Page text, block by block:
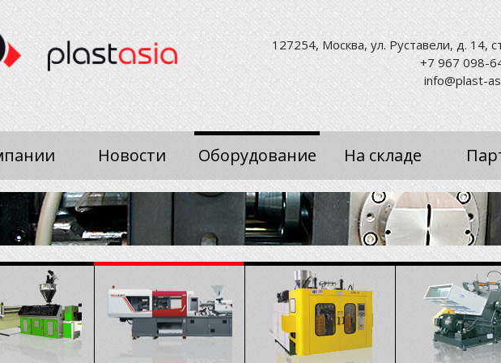
127254, Москва, ул. Руставели, д. 14,
+7 967 098-
info@plast-
Новости Оборудование На складе
оборудование
высокопроизводительное,
вспомогательное
для переработки пластмасс.